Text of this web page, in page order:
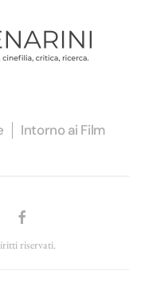
Intorno ai Film
riservati.